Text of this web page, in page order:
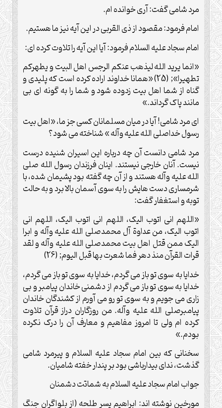
مرد شامی گفت: آری خوانده ام.
امام فرمود: مقصود از ذی القربی در این آیه نیز ما هستیم.
امام سجاد علیه السلام فرمود: آیا این آیه را تلاوت کرده ای:
«انما یرید الله لیذهب عنکم الرجس اهل البیت و یطهرکم
تطهیرا»; (25) «همانا خداوند اراده کرده است که پلیدی و
گناه از شما اهل بیت زدوده شود و شما را به گونه ای بی
مانند پاک گرداند.»
ای مرد شامی! آیا در میان مسلمانان کسی جز ما، «اهل بیت
رسول خداصلی الله علیه وآله » شناخته می شود؟
مرد شامی دانست آن چه درباره این اسیران شنیده درست
نیست. آنان خارجی نیستند. اینان فرزندان رسول الله صلی
الله علیه وآله هستند و از آن چه گفته بود پشیمان شده، با
شرمساری دست هایش را به سوی آسمان بالا برد و به حالت
توبه و استغفار گفت:
«اللهم انی اتوب الیک، اللهم انی اتوب الیک، اللهم انی
اتوب الیک، من عداوة آل محمدصلی الله علیه وآله و ابرا
الیک ممن قتل اهل بیت محمدصلی الله علیه وآله و لقد
قرات القرآن منذ دهر فما شعرت بها قبل الیوم; (26)
خدایا به سوی تو باز می گردم، خدایا به سوی تو باز می گردم،
خدایا به سوی تو باز می گردم از دشمنی خاندان پیامبر و بی
زاری می جویم و به سوی تو رو می آورم از کشندگان خاندان
پیامبرصلی الله علیه وآله. من روزگاران دراز قرآن تلاوت
کرده ام ولی تا امروز مفاهیم و معارف آن را درک نکرده
بودم.»
سخنانی که بین امام سجاد علیه السلام و پیرمرد شامی
گذشت، ندای بیدارباشی بود بر پندار خفته شامیان.
جواب امام سجاد علیه السلام به شماتت دشمنان
مورخین نوشته اند: ابراهیم پسر طلحه (از بلواگران جنگ